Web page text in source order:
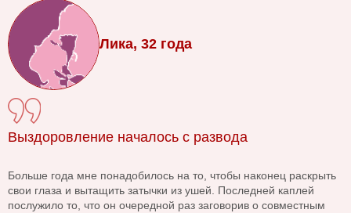
Лика, 32 года
Выздоровление началось с развода
Больше года мне понадобилось на то, чтобы наконец раскрыть
свои глаза и вытащить затычки из ушей. Последней каплей
послужило то, что он очередной раз заговорив о совместным